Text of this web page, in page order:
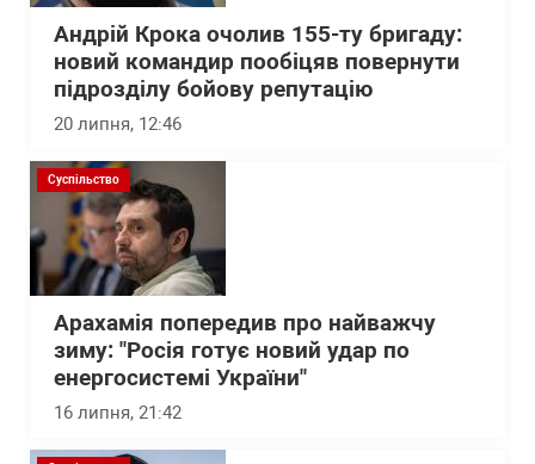
Андрій Крока очолив 155-ту бригаду:
новий командир пообіцяв повернути
підрозділу бойову репутацію
20 липня, 12:46
Суспільство
Арахамія попередив про найважчу
зиму: "Росія готує новий удар по
енергосистемі України"
16 липня, 21:42